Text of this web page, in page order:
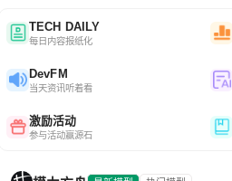
TECH DAILY
每日内容报纸化
DevFM
当天资讯听着看
激励活动
参与活动赢源石